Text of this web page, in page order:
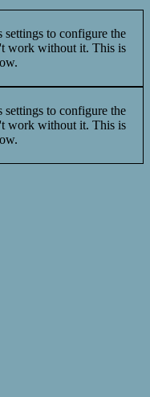
to configure the
work without it. This is
to configure the
work without it. This is